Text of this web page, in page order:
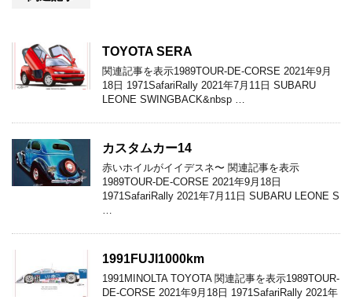
TOYOTA SERA
関連記事を表示1989TOUR-DE-CORSE 2021年9月
18日 1971SafariRally 2021年7月11日 SUBARU
LEONE SWINGBACK&nbsp …
カスタムカー14
赤いホイルがイイデスネ〜 関連記事を表示
1989TOUR-DE-CORSE 2021年9月18日
1971SafariRally 2021年7月11日 SUBARU LEONE S
…
1991FUJI1000km
1991MINOLTA TOYOTA 関連記事を表示1989TOUR-
DE-CORSE 2021年9月18日 1971SafariRally 2021年